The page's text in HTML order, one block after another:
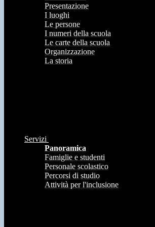
Presentazione
I luoghi
Le persone
I numeri della scuola
Le carte della scuola
Organizzazione
La storia
Servizi
Panoramica
Famiglie e studenti
Personale scolastico
Percorsi di studio
Attività per l'inclusione